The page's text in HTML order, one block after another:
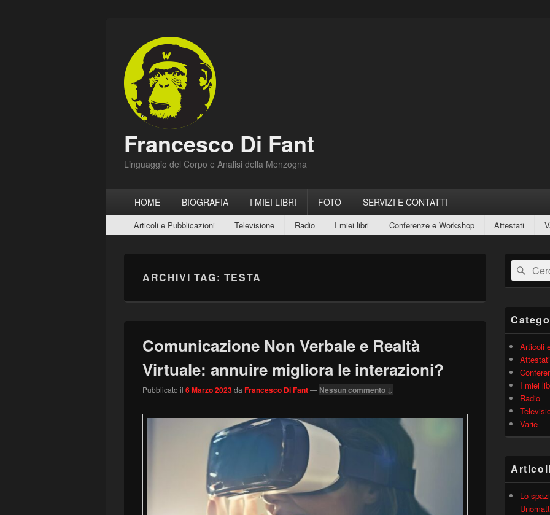
Francesco Di Fant
Linguaggio del Corpo e Analisi della Menzogna
principaleHOME BIOGRAFIA I MIEI LIBRI FOTO SERVIZI E CONTATTI
secondario
Articoli e Pubblicazioni Televisione Radio I miei libri Conferenze e Workshop Attestati
ARCHIVI TAG: TESTA
Comunicazione Non Verbale e Realtà
Virtuale: annuire migliora le interazioni?
Pubblicato il 6 Marzo 2023da Francesco Di Fant— Nessun commento ↓
Area
widget
barra
laterale
Cerca:
Articoli
Attestati
I miei
Radio
Varie
Lo